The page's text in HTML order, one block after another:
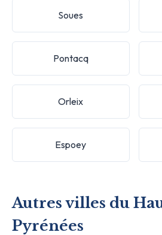
Soues
Pontacq
Orleix
Espoey
Autres villes du
Pyrénées